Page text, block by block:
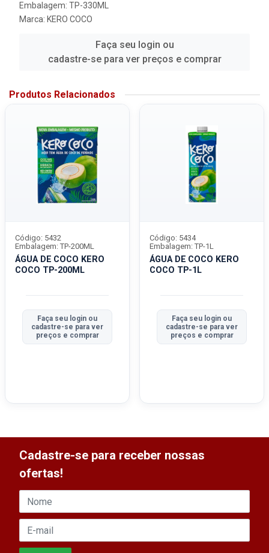
Embalagem: TP-330ML
Marca: KERO COCO
Faça seu login ou
cadastre-se para ver preços e comprar
Produtos Relacionados
ÁGUA DE COCO KERO
COCO TP-200ML
Código: 5432
Embalagem: TP-200ML
Faça seu login ou
cadastre-se para ver
preços e comprar
ÁGUA DE COCO KERO
COCO TP-1L
Código: 5434
Embalagem: TP-1L
Faça seu login ou
cadastre-se para ver
preços e comprar
Cadastre-se para receber nossas
ofertas!